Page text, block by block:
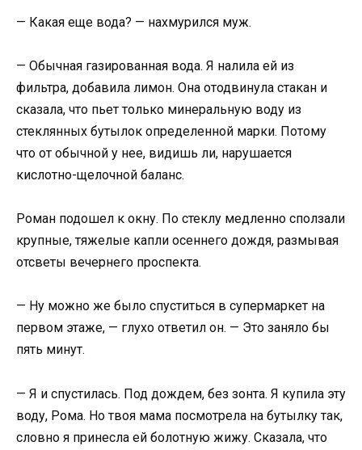
— Какая еще вода? — нахмурился муж.
— Обычная газированная вода. Я налила ей из
фильтра, добавила лимон. Она отодвинула стакан и
сказала, что пьет только минеральную воду из
стеклянных бутылок определенной марки. Потому
что от обычной у нее, видишь ли, нарушается
кислотно-щелочной баланс.
Роман подошел к окну. По стеклу медленно сползали
крупные, тяжелые капли осеннего дождя, размывая
отсветы вечернего проспекта.
— Ну можно же было спуститься в супермаркет на
первом этаже, — глухо ответил он. — Это заняло бы
пять минут.
— Я и спустилась. Под дождем, без зонта. Я купила эту
воду, Рома. Но твоя мама посмотрела на бутылку так,
словно я принесла ей болотную жижу. Сказала, что